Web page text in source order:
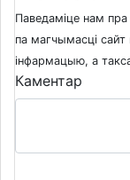
Паведаміце нам
па магчымасці сайт
інфармацыю, а
Каментар